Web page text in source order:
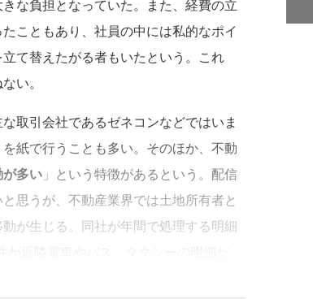
な負担となっていた。また、経費の立
こともあり、社員の中には私的なポイ
て替えたがる者もいたという。これ
い。
取引会社であるゼネコンなどではいま
紙で行うことも多い。そのほか、不動
多い 」という特徴があるという。配信
思うが、不動産業界では土地所有者と
が生じる。同社が年間で処理する明細